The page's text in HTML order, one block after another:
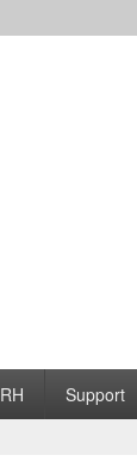
Support